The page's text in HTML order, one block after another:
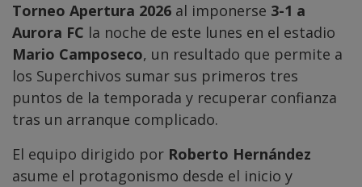
Torneo Apertura 2026 al imponerse 3-1 a
Aurora FC la noche de este lunes en el estadio
Mario Camposeco, un resultado que permite a
los Superchivos sumar sus primeros tres
puntos de la temporada y recuperar confianza
tras un arranque complicado.
El equipo dirigido por Roberto Hernández
asume el protagonismo desde el inicio y